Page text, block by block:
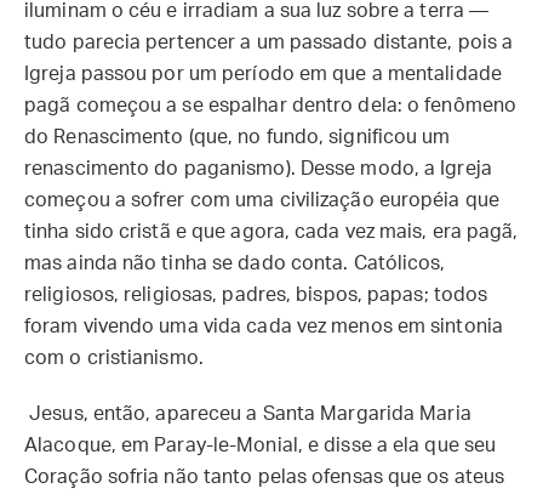
iluminam o céu e irradiam a sua luz sobre a terra —
tudo parecia pertencer a um passado distante, pois a
Igreja passou por um período em que a mentalidade
pagã começou a se espalhar dentro dela: o fenômeno
do Renascimento (que, no fundo, significou um
renascimento do paganismo). Desse modo, a Igreja
começou a sofrer com uma civilização européia que
tinha sido cristã e que agora, cada vez mais, era pagã,
mas ainda não tinha se dado conta. Católicos,
religiosos, religiosas, padres, bispos, papas; todos
foram vivendo uma vida cada vez menos em sintonia
com o cristianismo.
Jesus, então, apareceu a Santa Margarida Maria
Alacoque, em Paray-le-Monial, e disse a ela que seu
Coração sofria não tanto pelas ofensas que os ateus